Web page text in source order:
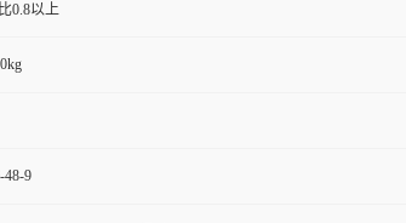
0.8以上
48-9